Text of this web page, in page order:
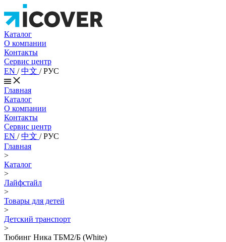
Каталог
О компании
Контакты
Сервис центр
EN /中文 /РУС
Главная
Каталог
О компании
Контакты
Сервис центр
EN /中文 /РУС
Главная
>
Каталог
>
Лайфстайл
>
Товары для детей
>
Детский транспорт
>
Тюбинг Ника ТБМ2/Б (White)